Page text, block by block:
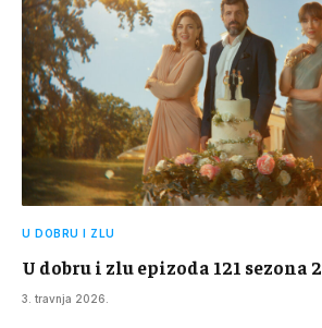
U DOBRU I ZLU
U dobru i zlu epizoda 121 sezona 2
3. travnja 2026.